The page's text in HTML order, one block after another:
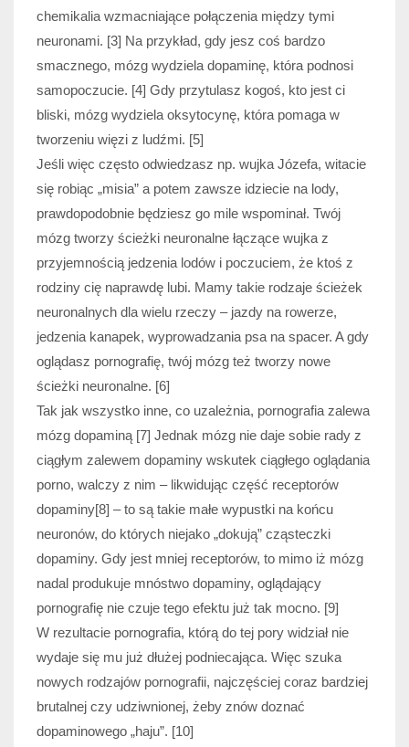
chemikalia wzmacniające połączenia między tymi
neuronami. [3] Na przykład, gdy jesz coś bardzo
smacznego, mózg wydziela dopaminę, która podnosi
samopoczucie. [4] Gdy przytulasz kogoś, kto jest ci
bliski, mózg wydziela oksytocynę, która pomaga w
tworzeniu więzi z ludźmi. [5]
Jeśli więc często odwiedzasz np. wujka Józefa, witacie
się robiąc „misia” a potem zawsze idziecie na lody,
prawdopodobnie będziesz go mile wspominał. Twój
mózg tworzy ścieżki neuronalne łączące wujka z
przyjemnością jedzenia lodów i poczuciem, że ktoś z
rodziny cię naprawdę lubi. Mamy takie rodzaje ścieżek
neuronalnych dla wielu rzeczy – jazdy na rowerze,
jedzenia kanapek, wyprowadzania psa na spacer. A gdy
oglądasz pornografię, twój mózg też tworzy nowe
ścieżki neuronalne. [6]
Tak jak wszystko inne, co uzależnia, pornografia zalewa
mózg dopaminą [7] Jednak mózg nie daje sobie rady z
ciągłym zalewem dopaminy wskutek ciągłego oglądania
porno, walczy z nim – likwidując część receptorów
dopaminy[8] – to są takie małe wypustki na końcu
neuronów, do których niejako „dokują” cząsteczki
dopaminy. Gdy jest mniej receptorów, to mimo iż mózg
nadal produkuje mnóstwo dopaminy, oglądający
pornografię nie czuje tego efektu już tak mocno. [9]
W rezultacie pornografia, którą do tej pory widział nie
wydaje się mu już dłużej podniecająca. Więc szuka
nowych rodzajów pornografii, najczęściej coraz bardziej
brutalnej czy udziwnionej, żeby znów doznać
dopaminowego „haju”. [10]